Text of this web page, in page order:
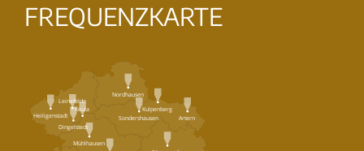
FREQUENZKARTE
Artern
Mühlhausen
Sondershausen
Keula
Dingelstedt
Kulpenberg
Nordhausen
Leinefelde
Heiligenstadt